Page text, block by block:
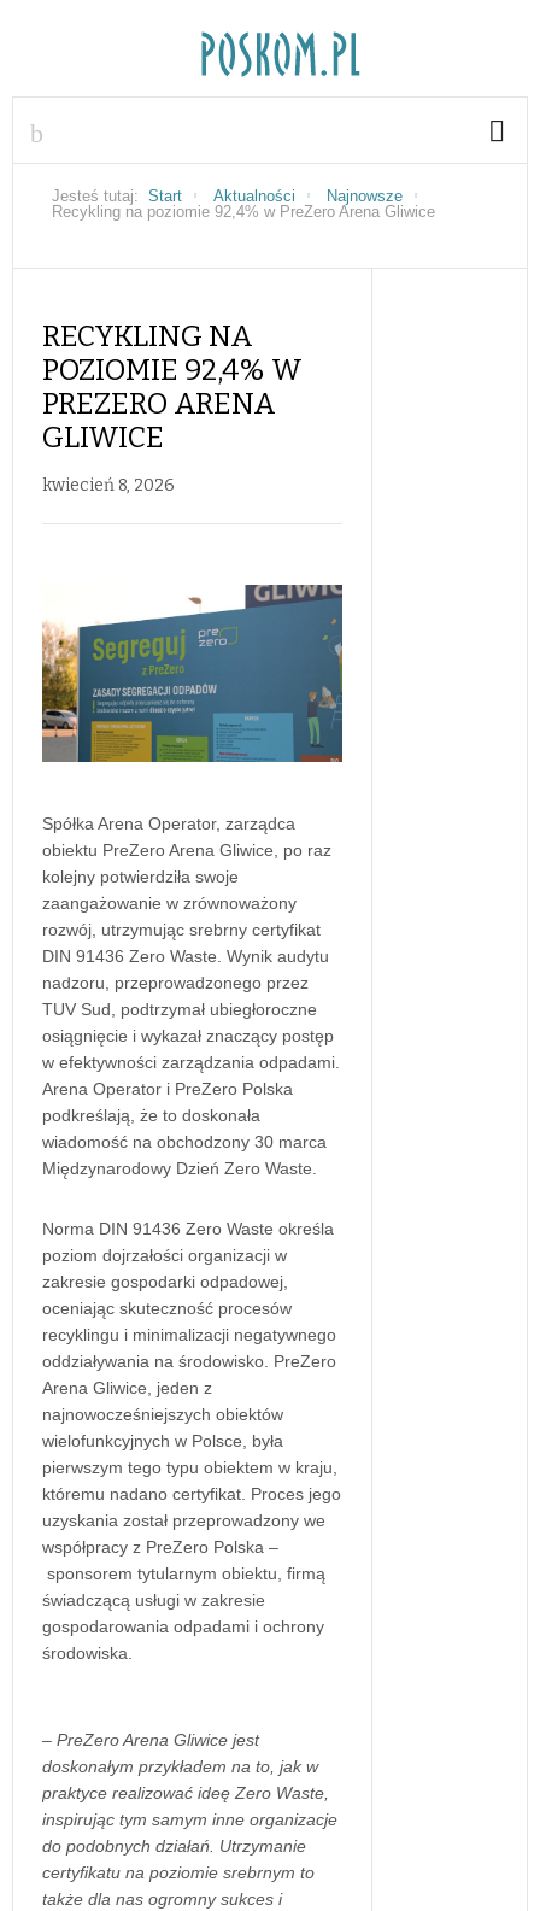
Jesteś tutaj: Start Aktualności
Najnowsze
Recykling na poziomie 92,4% w PreZero Arena Gliwice
RECYKLING NA
POZIOMIE 92,4% W
PREZERO ARENA
GLIWICE
kwiecień 8, 2026
Spółka Arena Operator, zarządca
obiektu PreZero Arena Gliwice, po raz
kolejny potwierdziła swoje
zaangażowanie w zrównoważony
rozwój, utrzymując srebrny certyfikat
DIN 91436 Zero Waste. Wynik audytu
nadzoru, przeprowadzonego przez
TUV Sud, podtrzymał ubiegłoroczne
osiągnięcie i wykazał znaczący postęp
w efektywności zarządzania odpadami.
Arena Operator i PreZero Polska
podkreślają, że to doskonała
wiadomość na obchodzony 30 marca
Międzynarodowy Dzień Zero Waste.
Norma DIN 91436 Zero Waste określa
poziom dojrzałości organizacji w
zakresie gospodarki odpadowej,
oceniając skuteczność procesów
recyklingu i minimalizacji negatywnego
oddziaływania na środowisko. PreZero
Arena Gliwice, jeden z
najnowocześniejszych obiektów
wielofunkcyjnych w Polsce, była
pierwszym tego typu obiektem w kraju,
któremu nadano certyfikat. Proces jego
uzyskania został przeprowadzony we
współpracy z PreZero Polska –
sponsorem tytularnym obiektu, firmą
świadczącą usługi w zakresie
gospodarowania odpadami i ochrony
środowiska.
– PreZero Arena Gliwice jest
doskonałym przykładem na to, jak w
praktyce realizować ideę Zero Waste,
inspirując tym samym inne organizacje
do podobnych działań. Utrzymanie
certyfikatu na poziomie srebrnym to
także dla nas ogromny sukces i